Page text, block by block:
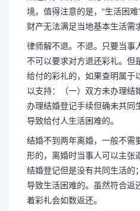
境。值得注意的是，“生活困
财产无法满足当地基本生活需
律师解不退。不退。只要当事
不可以要求对方退还彩礼。但
给付的彩礼的，如果查明属于
以支持：（一）双方未办理结
办理结婚登记手续但确未共同
导致给付人生活困难的。
结婚不到两年离婚，一般不需
形的，离婚时当事人可以主张
结婚登记但是没有共同生活的
导致生活困难的。虽然符合返
着彩礼会如数返还。
通常来说，
有个别特殊情况
要包括两种情形
之实；其次...